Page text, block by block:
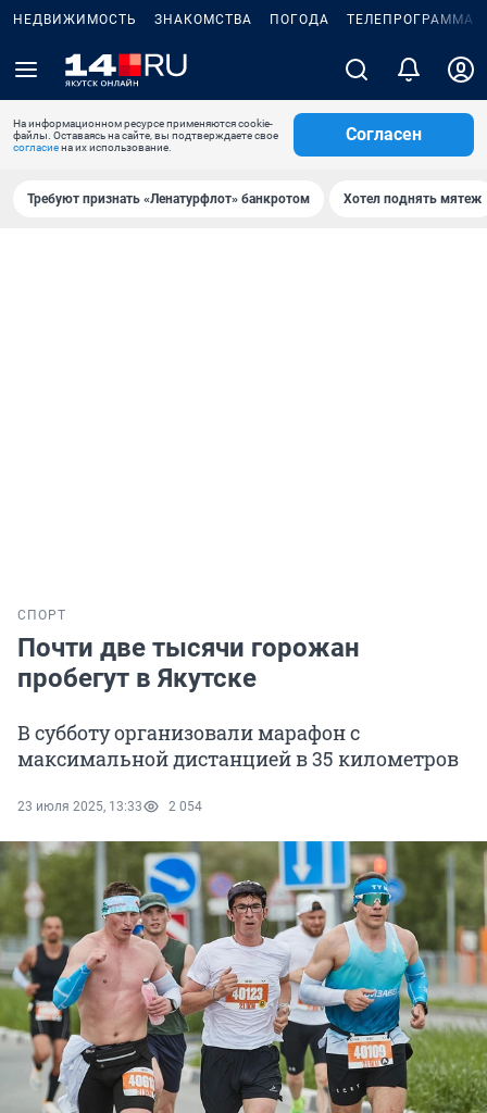
НЕДВИЖИМОСТЬ ЗНАКОМСТВА ПОГОДА ТЕЛЕПРОГРАММА
На информационном ресурсе применяются cookie-
файлы. Оставаясь на сайте, вы подтверждаете свое
согласиена их использование.
Согласен
Требуют признать «Ленатурфлот» банкротом Хотел поднять мятеж
СПОРТ
Почти две тысячи горожан
пробегут в Якутске
В субботу организовали марафон с
максимальной дистанцией в 35 километров
23 июля 2025, 13:33 2 054